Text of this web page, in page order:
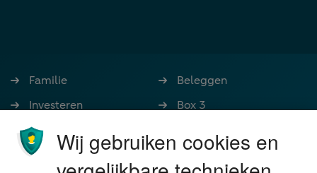
Familie
Investeren
Ondernemen
Stoppen met werken
Beleggen
Box 3
Nalatenschap
Wij gebruiken cookies en